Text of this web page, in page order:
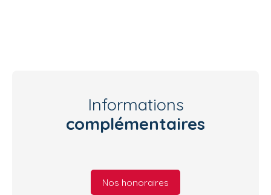
Informations
complémentaires
Nos honoraires